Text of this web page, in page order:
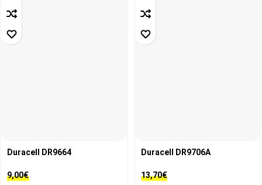
Duracell DR9664
9,00€
Duracell DR9706A
13,70€